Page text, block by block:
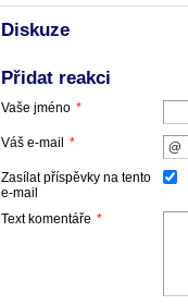
Diskuze
Přidat reakci
Vaše jméno *
Váš e-mail *
Zasílat příspěvky na tento
e-mail
Text komentáře *